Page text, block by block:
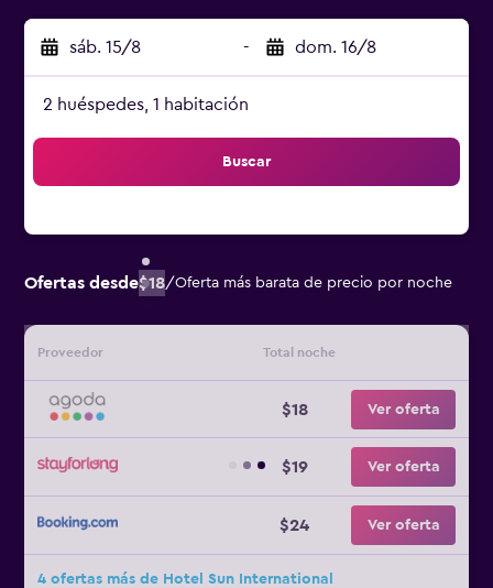
sáb. 15/8 - dom. 16/8
2 huéspedes, 1 habitación
Buscar
Ofertas desde$18/Oferta más barata de precio por noche
Proveedor Total noche
$18 Ver oferta
$19 Ver oferta
$24 Ver oferta
4 ofertas más de Hotel Sun International